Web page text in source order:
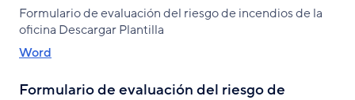
Formulario de evaluación del riesgo de incendios de la
oficina Descargar Plantilla
Word
Formulario de evaluación del riesgo de